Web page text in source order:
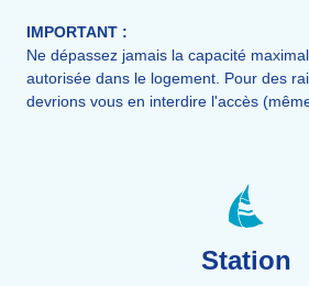
IMPORTANT :
Ne dépassez jamais la capacité
autorisée dans le logement. Pour des
devrions vous en interdire l'accès
Station